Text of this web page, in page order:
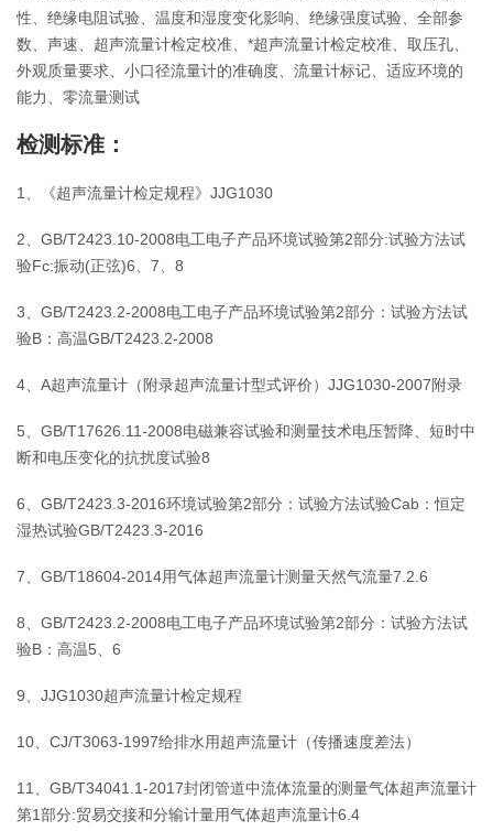
性、绝缘电阻试验、温度和湿度变化影响、绝缘强度试验、全部参
数、声速、超声流量计检定校准、*超声流量计检定校准、取压孔、
外观质量要求、小口径流量计的准确度、流量计标记、适应环境的
能力、零流量测试
检测标准：
1、《超声流量计检定规程》JJG1030
2、GB/T2423.10-2008电工电子产品环境试验第2部分:试验方法试
验Fc:振动(正弦)6、7、8
3、GB/T2423.2-2008电工电子产品环境试验第2部分：试验方法试
验B：高温GB/T2423.2-2008
4、A超声流量计（附录超声流量计型式评价）JJG1030-2007附录
5、GB/T17626.11-2008电磁兼容试验和测量技术电压暂降、短时中
断和电压变化的抗扰度试验8
6、GB/T2423.3-2016环境试验第2部分：试验方法试验Cab：恒定
湿热试验GB/T2423.3-2016
7、GB/T18604-2014用气体超声流量计测量天然气流量7.2.6
8、GB/T2423.2-2008电工电子产品环境试验第2部分：试验方法试
验B：高温5、6
9、JJG1030超声流量计检定规程
10、CJ/T3063-1997给排水用超声流量计（传播速度差法）
11、GB/T34041.1-2017封闭管道中流体流量的测量气体超声流量计
第1部分:贸易交接和分输计量用气体超声流量计6.4